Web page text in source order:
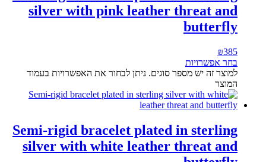
silver with pink leather threat and
butterfly
₪385
בחר אפשרויות
למוצר זה יש מספר סוגים. ניתן לבחור את האפשרויות בעמוד
המוצר
Semi-rigid bracelet plated in sterling
silver with white leather threat and